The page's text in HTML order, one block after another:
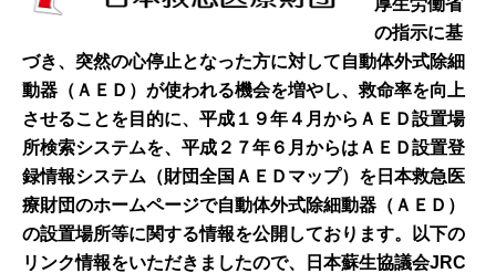
厚生労働省
の指示に基
づき、突然の心停止となった方に対して自動体外式除細
動器（ＡＥＤ）が使われる機会を増やし、救命率を向上
させることを目的に、平成１９年４月からＡＥＤ設置場
所検索システムを、平成２７年６月からはＡＥＤ設置登
録情報システム（財団全国ＡＥＤマップ）を日本救急医
療財団のホームページで自動体外式除細動器（ＡＥＤ）
の設置場所等に関する情報を公開しております。以下の
リンク情報をいただきましたので、日本蘇生協議会JRC